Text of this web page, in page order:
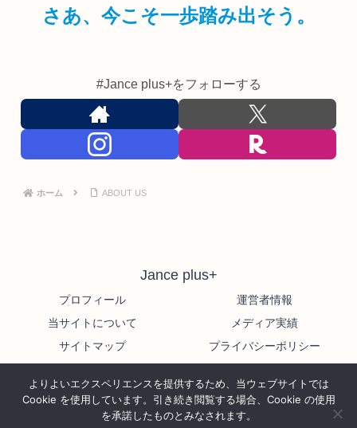
さあ、今こそ一歩踏み出そう。
#Jance plus+をフォローする
ホーム ABOUT US
Jance plus+
プロフィール
運営者情報
当サイトについて
メディア実績
サイトマップ
プライバシーポリシー
よりよいエクスペリエンスを提供するため、当ウェブサイトでは
Cookie を使用しています。引き続き閲覧する場合、Cookie の使用
を承諾したものとみなされます。
The content has been deleted or unpublished by the creator or